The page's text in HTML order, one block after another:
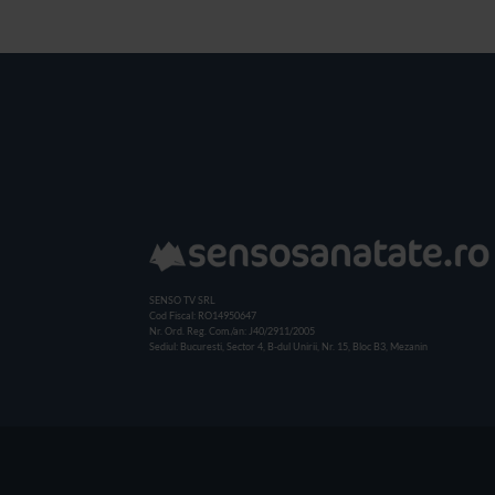
SENSO TV SRL
Cod Fiscal: RO14950647
Nr. Ord. Reg. Com./an: J40/2911/2005
Sediul: Bucuresti, Sector 4, B-dul Unirii, Nr. 15, Bloc B3, Mezanin